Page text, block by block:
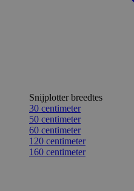
Snijplotter breedtes
30 centimeter
50 centimeter
60 centimeter
120 centimeter
160 centimeter